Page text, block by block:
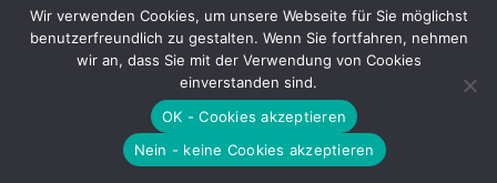
Wir verwenden Cookies, um unsere Webseite für Sie möglichst
benutzerfreundlich zu gestalten. Wenn Sie fortfahren, nehmen
wir an, dass Sie mit der Verwendung von Cookies
einverstanden sind.
OK - Cookies akzeptieren
Nein - keine Cookies akzeptieren